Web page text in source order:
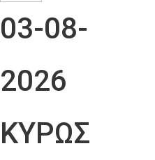
03-08-
2026
ΚΥΡΩΣ